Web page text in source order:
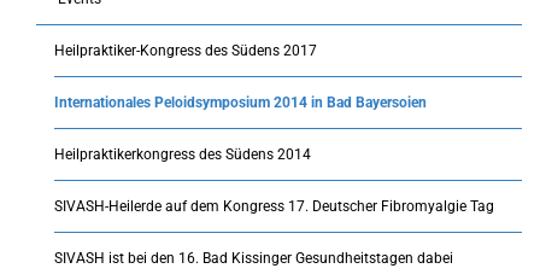
Heilpraktiker-Kongress des Südens 2017
Internationales Peloidsymposium 2014 in Bad Bayersoien
Heilpraktikerkongress des Südens 2014
SIVASH-Heilerde auf dem Kongress 17. Deutscher Fibromyalgie Tag
SIVASH ist bei den 16. Bad Kissinger Gesundheitstagen dabei